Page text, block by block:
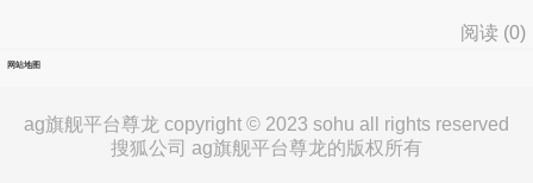
阅读 (0)
网站地图
ag旗舰平台尊龙 copyright © 2023 sohu all rights reserved
搜狐公司 ag旗舰平台尊龙的版权所有